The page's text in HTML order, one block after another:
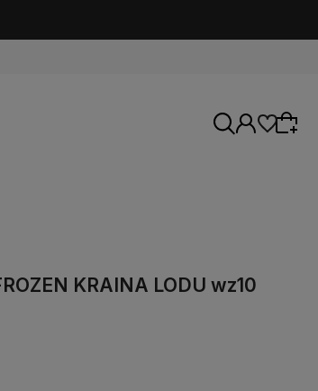
KRAINA LODU wz10